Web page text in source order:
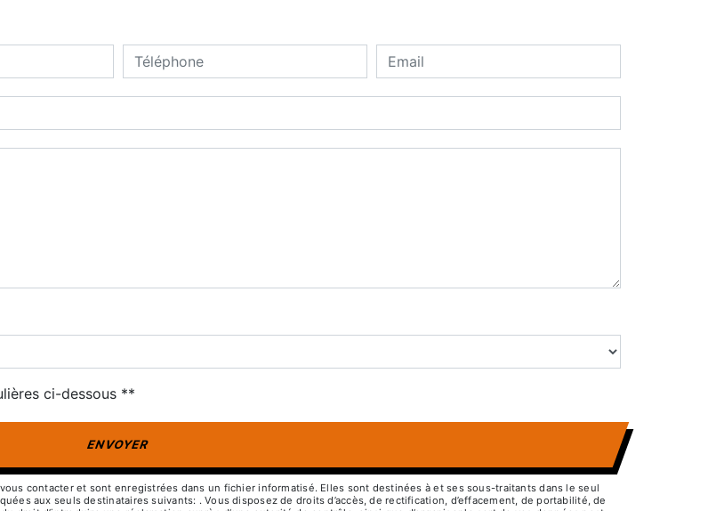
ci-dessous **
ENVOYER
contacter et sont enregistrées dans un fichier informatisé. Elles sont destinées à et ses sous-traitants dans le seul
aux seuls destinataires suivants: . Vous disposez de droits d’accès, de rectification, d’effacement, de portabilité, de